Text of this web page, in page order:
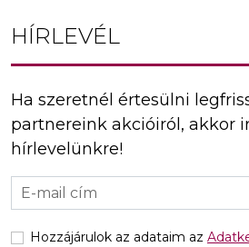
HÍRLEVÉL
Ha szeretnél értesülni
partnereink akcióiról, akkor
hírlevelünkre!
Hozzájárulok az adataim az